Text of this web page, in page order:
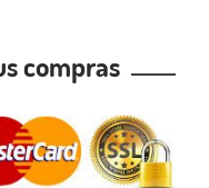
compras